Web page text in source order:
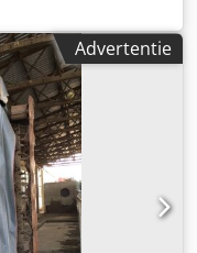
Advertentie